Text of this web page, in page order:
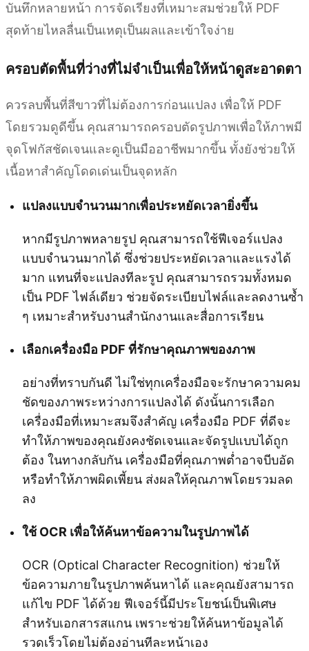
บันทึกหลายหน้า การจัดเรียงที่เหมาะสมช่วยให้ PDF
สุดท้ายไหลลื่นเป็นเหตุเป็นผลและเข้าใจง่าย
ครอบตัดพื้นที่ว่างที่ไม่จำเป็นเพื่อให้หน้าดูสะอาดตา
ควรลบพื้นที่สีขาวที่ไม่ต้องการก่อนแปลง เพื่อให้ PDF
โดยรวมดูดีขึ้น คุณสามารถครอบตัดรูปภาพเพื่อให้ภาพมี
จุดโฟกัสชัดเจนและดูเป็นมืออาชีพมากขึ้น ทั้งยังช่วยให้
เนื้อหาสำคัญโดดเด่นเป็นจุดหลัก
แปลงแบบจำนวนมากเพื่อประหยัดเวลายิ่งขึ้น
หากมีรูปภาพหลายรูป คุณสามารถใช้ฟีเจอร์แปลง
แบบจำนวนมากได้ ซึ่งช่วยประหยัดเวลาและแรงได้
มาก แทนที่จะแปลงทีละรูป คุณสามารถรวมทั้งหมด
เป็น PDF ไฟล์เดียว ช่วยจัดระเบียบไฟล์และลดงานซ้ำ
ๆ เหมาะสำหรับงานสำนักงานและสื่อการเรียน
เลือกเครื่องมือ PDF ที่รักษาคุณภาพของภาพ
อย่างที่ทราบกันดี ไม่ใช่ทุกเครื่องมือจะรักษาความคม
ชัดของภาพระหว่างการแปลงได้ ดังนั้นการเลือก
เครื่องมือที่เหมาะสมจึงสำคัญ เครื่องมือ PDF ที่ดีจะ
ทำให้ภาพของคุณยังคงชัดเจนและจัดรูปแบบได้ถูก
ต้อง ในทางกลับกัน เครื่องมือที่คุณภาพต่ำอาจบีบอัด
หรือทำให้ภาพผิดเพี้ยน ส่งผลให้คุณภาพโดยรวมลด
ลง
ใช้ OCR เพื่อให้ค้นหาข้อความในรูปภาพได้
OCR (Optical Character Recognition) ช่วยให้
ข้อความภายในรูปภาพค้นหาได้ และคุณยังสามารถ
แก้ไข PDF ได้ด้วย ฟีเจอร์นี้มีประโยชน์เป็นพิเศษ
สำหรับเอกสารสแกน เพราะช่วยให้ค้นหาข้อมูลได้
รวดเร็วโดยไม่ต้องอ่านทีละหน้าเอง